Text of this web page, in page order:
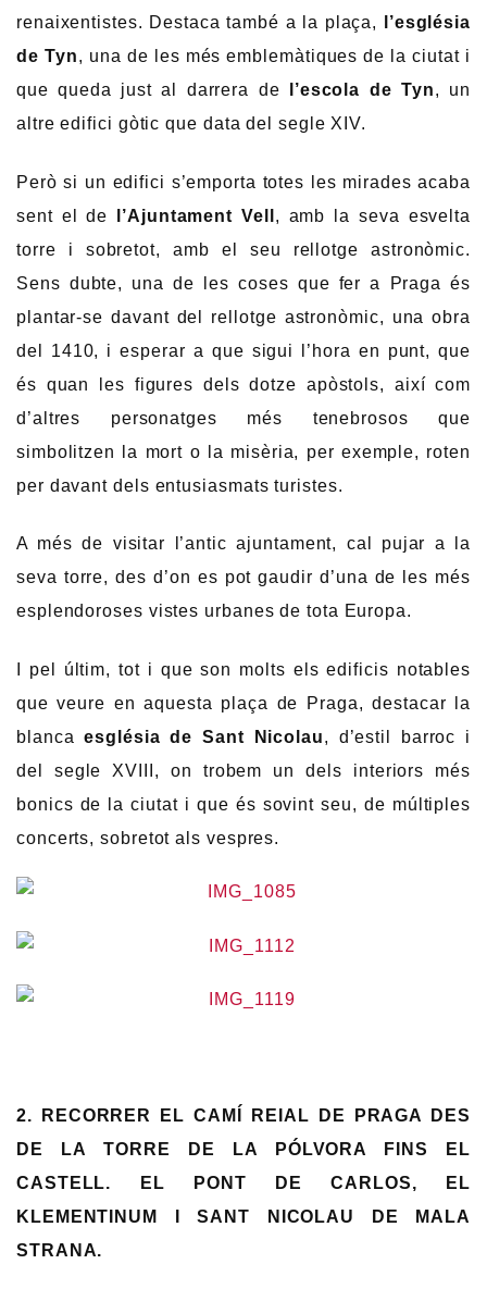
renaixentistes. Destaca també a la plaça,
l’església
de Tyn, una de les més emblemàtiques de la ciutat i
que queda just al darrera de
l’escola de Tyn, un
altre edifici gòtic que data del segle XIV.
Però si un edifici s’emporta totes les mirades acaba
sent el de
l’Ajuntament Vell , amb la seva esvelta
torre i sobretot, amb el seu rellotge astronòmic.
Sens dubte, una de les coses que fer a Praga és
plantar-se davant del rellotge astronòmic, una obra
del 1410, i esperar a que sigui l’hora en punt, que
és quan les figures dels dotze apòstols, així com
d’altres personatges més tenebrosos que
simbolitzen la mort o la misèria, per exemple, roten
per davant dels entusiasmats turistes.
A més de visitar l’antic ajuntament, cal pujar a la
seva torre, des d’on es pot gaudir d’una de les més
esplendoroses vistes urbanes de tota Europa.
I pel últim, tot i que son molts els edificis notables
que veure en aquesta plaça de Praga, destacar la
blancaesglésia de Sant Nicolau, d’estil barroc i
del segle XVIII, on trobem un dels interiors més
bonics de la ciutat i que és sovint seu, de múltiples
concerts, sobretot als vespres.
2. RECORRER EL CAMÍ REIAL DE PRAGA DES
DE LA TORRE DE LA PÓLVORA FINS EL
CASTELL. EL PONT DE CARLOS, EL
KLEMENTINUM I SANT NICOLAU DE MALA
STRANA.